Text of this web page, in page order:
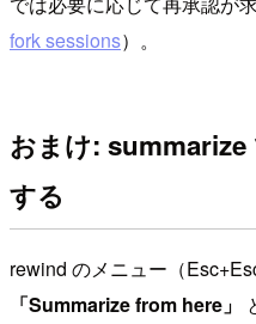
fork sessions）。
おまけ: summarize
する
rewind のメニュー（
「Summarize from here」